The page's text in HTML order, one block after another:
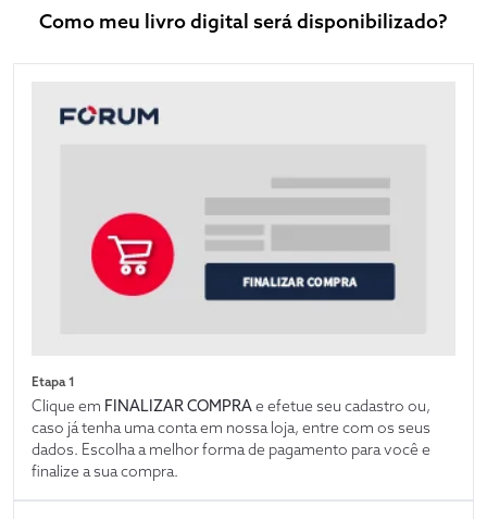
Como meu livro digital será disponibilizado?
Etapa 1
Clique em FINALIZAR COMPRAe efetue seu cadastro ou,
caso já tenha uma conta em nossa loja, entre com os seus
dados. Escolha a melhor forma de pagamento para você e
finalize a sua compra.